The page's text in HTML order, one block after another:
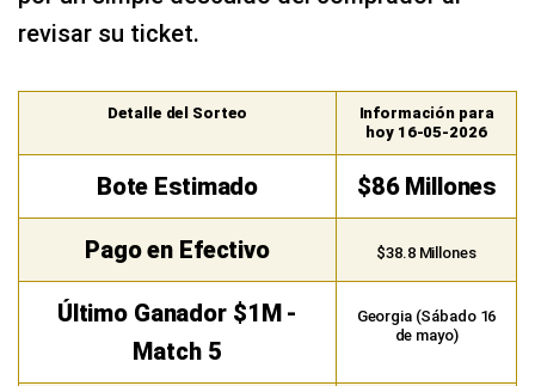
revisar su ticket.
Detalle del Sorteo
Información para
hoy 16-05-2026
Bote Estimado $86 Millones
Pago en Efectivo $38.8 Millones
Último Ganador $1M -
Match 5
Georgia (Sábado 16
de mayo)